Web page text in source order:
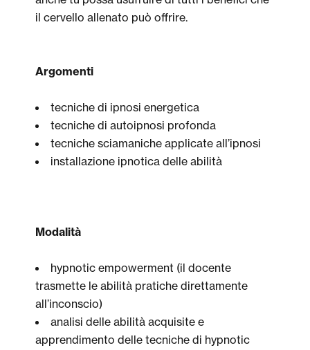
il cervello allenato può offrire.
Argomenti
tecniche di ipnosi energetica
tecniche di autoipnosi profonda
tecniche sciamaniche applicate all’ipnosi
installazione ipnotica delle abilità
Modalità
hypnotic empowerment (il docente
trasmette le abilità pratiche direttamente
all’inconscio)
analisi delle abilità acquisite e
apprendimento delle tecniche di hypnotic